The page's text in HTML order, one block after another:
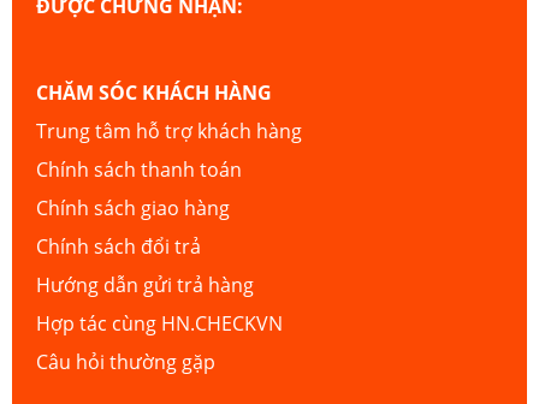
ĐƯỢC CHỨNG NHẬN:
CHĂM SÓC KHÁCH HÀNG
Trung tâm hỗ trợ khách hàng
Chính sách thanh toán
Chính sách giao hàng
Chính sách đổi trả
Hướng dẫn gửi trả hàng
Hợp tác cùng HN.CHECKVN
Câu hỏi thường gặp